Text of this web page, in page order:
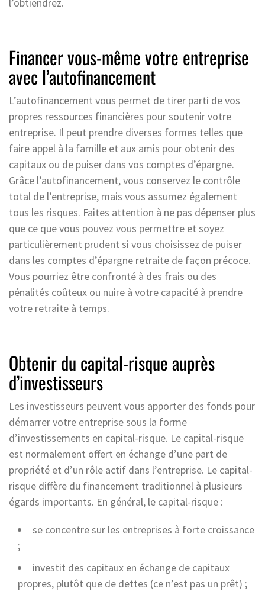
l’obtiendrez.
Financer vous-même votre entreprise
avec l’autofinancement
L’autofinancement vous permet de tirer parti de vos
propres ressources financières pour soutenir votre
entreprise. Il peut prendre diverses formes telles que
faire appel à la famille et aux amis pour obtenir des
capitaux ou de puiser dans vos comptes d’épargne.
Grâce l’autofinancement, vous conservez le contrôle
total de l’entreprise, mais vous assumez également
tous les risques. Faites attention à ne pas dépenser plus
que ce que vous pouvez vous permettre et soyez
particulièrement prudent si vous choisissez de puiser
dans les comptes d’épargne retraite de façon précoce.
Vous pourriez être confronté à des frais ou des
pénalités coûteux ou nuire à votre capacité à prendre
votre retraite à temps.
Obtenir du capital-risque auprès
d’investisseurs
Les investisseurs peuvent vous apporter des fonds pour
démarrer votre entreprise sous la forme
d’investissements en capital-risque. Le capital-risque
est normalement offert en échange d’une part de
propriété et d’un rôle actif dans l’entreprise. Le capital-
risque diffère du financement traditionnel à plusieurs
égards importants. En général, le capital-risque :
se concentre sur les entreprises à forte croissance
;
investit des capitaux en échange de capitaux
propres, plutôt que de dettes (ce n’est pas un prêt) ;